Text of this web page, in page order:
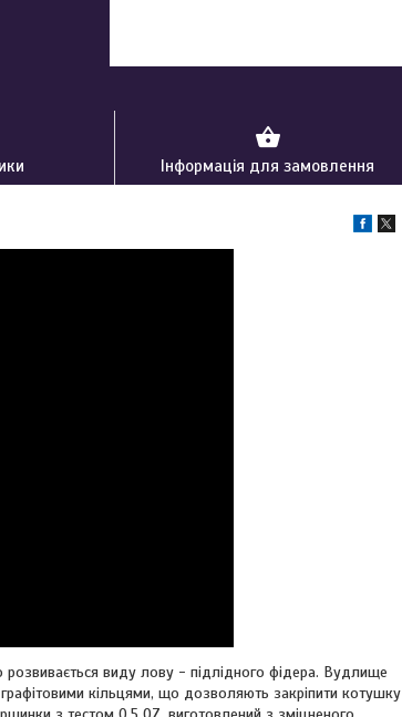
Інформація для замовлення
виду лову - підлідного фідера. Вудлище
кільцями, що дозволяють закріпити котушку